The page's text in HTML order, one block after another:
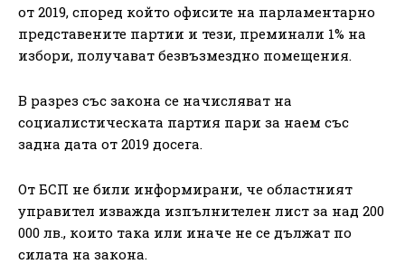
от 2019, според който офисите на парламентарно
представените партии и тези, преминали 1% на
избори, получават безвъзмездно помещения.
В разрез със закона се начисляват на
социалистическата партия пари за наем със
задна дата от 2019 досега.
От БСП не били информирани, че областният
управител изважда изпълнителен лист за над 200
000 лв., които така или иначе не се дължат по
силата на закона.